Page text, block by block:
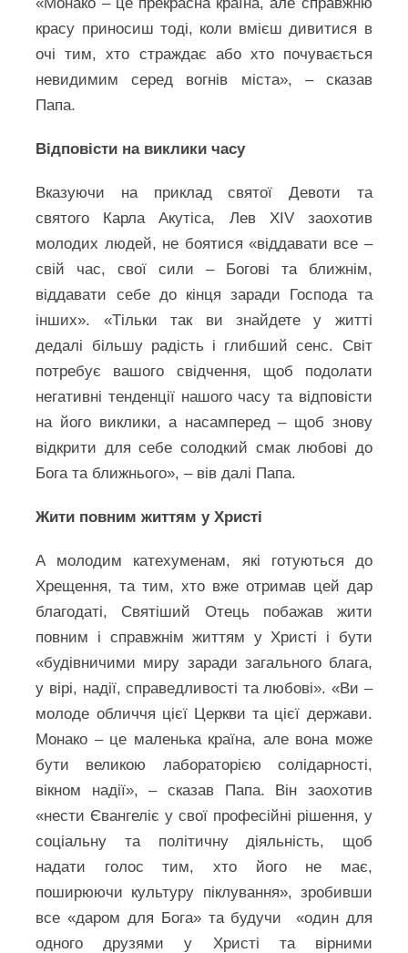
красу приносиш тоді, коли вмієш дивитися в
очі тим, хто страждає або хто почувається
невидимим серед вогнів міста», – сказав
Папа.
Відповісти на виклики часу
Вказуючи на приклад святої Девоти та
святого Карла Акутіса, Лев XIV заохотив
молодих людей, не боятися «віддавати все –
свій час, свої сили – Богові та ближнім,
віддавати себе до кінця заради Господа та
інших». «Тільки так ви знайдете у житті
дедалі більшу радість і глибший сенс. Світ
потребує вашого свідчення, щоб подолати
негативні тенденції нашого часу та відповісти
на його виклики, а насамперед – щоб знову
відкрити для себе солодкий смак любові до
Бога та ближнього», – вів далі Папа.
Жити повним життям у Христі
А молодим катехуменам, які готуються до
Хрещення, та тим, хто вже отримав цей дар
благодаті, Святіший Отець побажав жити
повним і справжнім життям у Христі і бути
«будівничими миру заради загального блага,
у вірі, надії, справедливості та любові». «Ви –
молоде обличчя цієї Церкви та цієї держави.
Монако – це маленька країна, але вона може
бути великою лабораторією солідарності,
вікном надії», – сказав Папа. Він заохотив
«нести Євангеліє у свої професійні рішення, у
соціальну та політичну діяльність, щоб
надати голос тим, хто його не має,
поширюючи культуру піклування», зробивши
все «даром для Бога» та будучи «один для
одного друзями у Христі та вірними